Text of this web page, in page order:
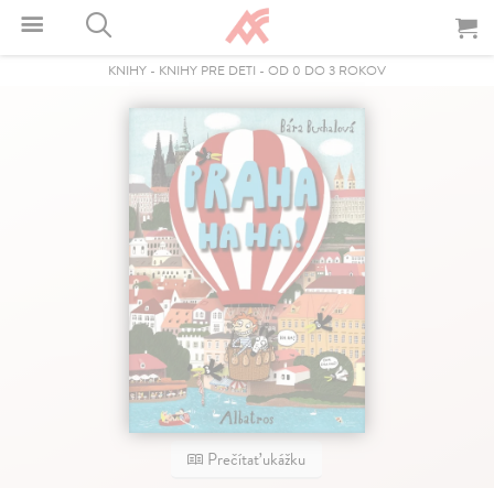
KNIHY - KNIHY PRE DETI - OD 0 DO 3 ROKOV
Prečítať ukážku